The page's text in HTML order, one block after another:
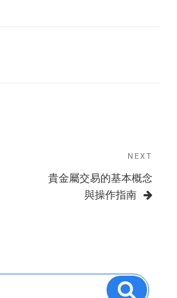
NEXT
貴金屬交易的基本概念
與操作指南
Search